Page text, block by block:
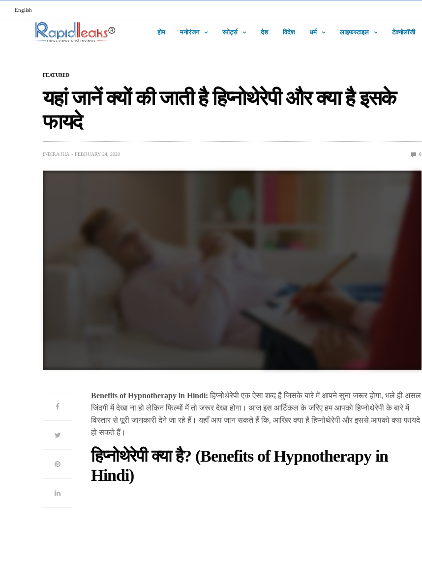
English
होम मनोरंजन स्पोर्ट्स देश विदेश धर्म लाइफस्टाइल टेक्नोलॉजी
FEATURED
यहां जानें क्यों की जाती है हिप्नोथेरेपी और क्या है इसके
फायदे
INDIRA JHA FEBRUARY 24, 2020 0
Benefits of Hypnotherapy in Hindi:हिप्नोथेरेपी एक ऐसा शब्द है जिसके बारे में आपने सुना जरूर होगा, भले ही असल
जिंदगी में देखा ना हो लेकिन फिल्मों में तो जरूर देखा होगा। आज इस आर्टिकल के जरिए हम आपको हिप्नोथेरेपी के बारे में
विस्तार से पूरी जानकारी देने जा रहे हैं। यहाँ आप जान सकते हैं कि, आखिर क्या है हिप्नोथेरेपी और इससे आपको क्या फायदे
हो सकते हैं।
हिप्नोथेरेपी क्या है? (Benefits of Hypnotherapy in
Hindi)